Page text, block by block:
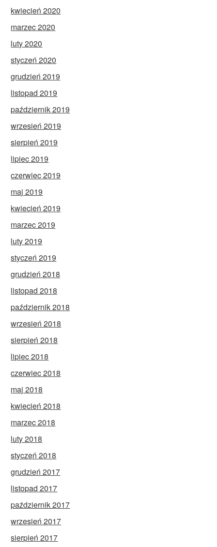
kwiecień 2020
marzec 2020
luty 2020
styczeń 2020
grudzień 2019
listopad 2019
październik 2019
wrzesień 2019
sierpień 2019
lipiec 2019
czerwiec 2019
maj 2019
kwiecień 2019
marzec 2019
luty 2019
styczeń 2019
grudzień 2018
listopad 2018
październik 2018
wrzesień 2018
sierpień 2018
lipiec 2018
czerwiec 2018
maj 2018
kwiecień 2018
marzec 2018
luty 2018
styczeń 2018
grudzień 2017
listopad 2017
październik 2017
wrzesień 2017
sierpień 2017